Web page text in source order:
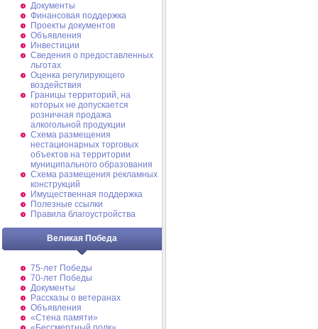
Документы
Финансовая поддержка
Проекты документов
Объявления
Инвестиции
Сведения о предоставленных
льготах
Оценка регулирующего
воздействия
Границы территорий, на
которых не допускается
розничная продажа
алкогольной продукции
Схема размещения
нестационарных торговых
объектов на территории
муниципального образования
Схема размещения рекламных
конструкций
Имущественная поддержка
Полезные ссылки
Правила благоустройства
Великая Победа
75-лет Победы
70-лет Победы
Документы
Рассказы о ветеранах
Объявления
«Стена памяти»